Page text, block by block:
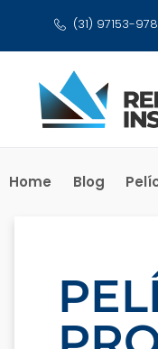
(31) 97153-
Home Blog